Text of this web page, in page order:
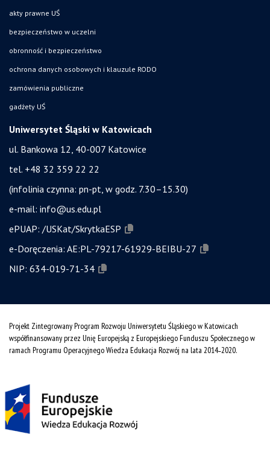
akty prawne UŚ
bezpieczeństwo w uczelni
obronność i bezpieczeństwo
ochrona danych osobowych i klauzule RODO
zamówienia publiczne
gadżety UŚ
Uniwersytet Śląski w Katowicach
ul. Bankowa 12, 40-007 Katowice
tel. +48 32 359 22 22
(infolinia czynna: pn-pt, w godz. 7.30–15.30)
e-mail: info@us.edu.pl
ePUAP: /USKat/SkrytkaESP
e-Doręczenia: AE:PL-79217-61929-BEIBU-27
NIP: 634-019-71-34
Projekt Zintegrowany Program Rozwoju Uniwersytetu Śląskiego w Katowicach
współfinansowany przez Unię Europejską z Europejskiego Funduszu Społecznego w
ramach Programu Operacyjnego Wiedza Edukacja Rozwój na lata 2014˗2020.